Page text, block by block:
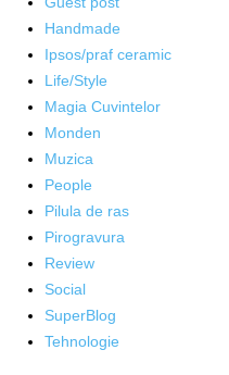
Handmade
Ipsos/praf ceramic
Life/Style
Magia Cuvintelor
Monden
Muzica
People
Pilula de ras
Pirogravura
Review
Social
SuperBlog
Tehnologie